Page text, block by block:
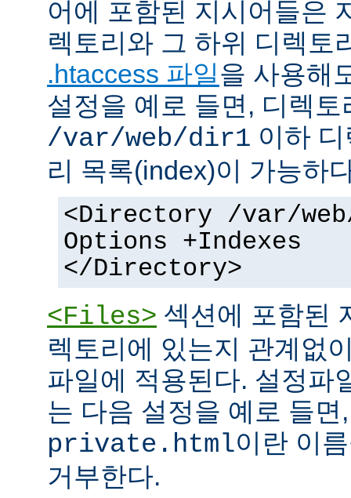
어에 포함된 지시어들은
렉토리와 그 하위 디렉토
.htaccess 파일을 사용해
설정을 예로 들면, 디렉
/var/web/dir1 이하
리 목록(index)이 가능하
<Directory /var/
Options +Indexes
</Directory>
<Files> 섹션에 포함된
렉토리에 있는지 관계없
파일에 적용된다. 설정파
는 다음 설정을 예로 들
private.html이란 이
거부한다.